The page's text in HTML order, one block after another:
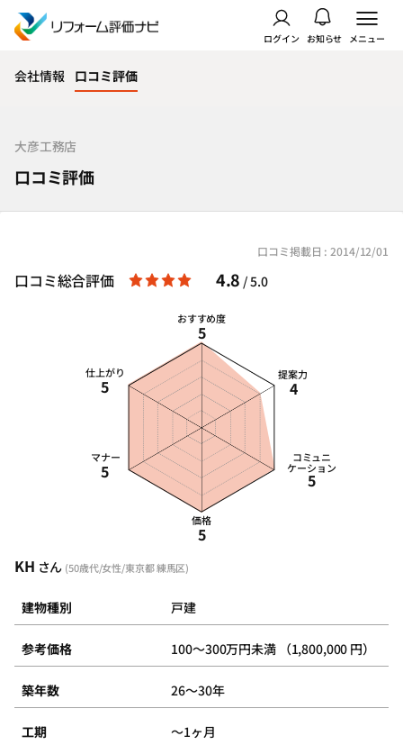
ログイン お知らせ メニュー
会社情報 口コミ評価
大彦工務店
口コミ評価
口コミ掲載日 : 2014/12/01
KH さん (50歳代/女性/東京都 練馬区)
建物種別 戸建
参考価格 100～300万円未満 （1,800,000 円）
築年数 26～30年
工期 ～1ヶ月
口コミ総合評価 4.8 / 5.0
おすすめ度
5
提案力
4
コミュニ
ケーション
5
価格
5
マナー
5
仕上がり
5